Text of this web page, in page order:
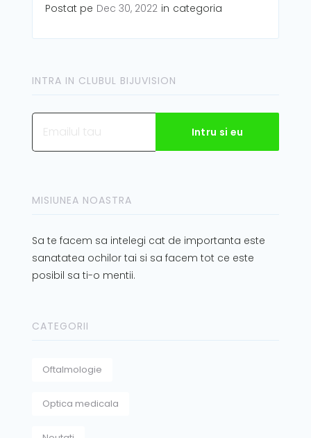
Postat pe Dec 30, 2022 in categoria
INTRA IN CLUBUL BIJUVISION
MISIUNEA NOASTRA
Sa te facem sa intelegi cat de importanta este
sanatatea ochilor tai si sa facem tot ce este
posibil sa ti-o mentii.
CATEGORII
Oftalmologie
Optica medicala